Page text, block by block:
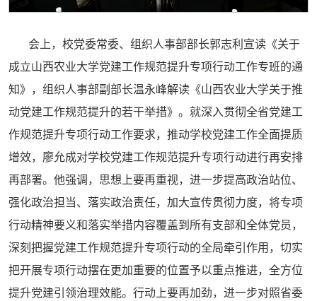
会上，校党委常委、组织人事部部长郭志利宣读《关于
成立山西农业大学党建工作规范提升专项行动工作专班的通
知》，组织人事部副部长温永峰解读《山西农业大学关于推
动党建工作规范提升的若干举措》。就深入贯彻全省党建工
作规范提升专项行动工作要求，推动学校党建工作全面提质
增效，廖允成对学校党建工作规范提升专项行动进行再安排
再部署。他强调，思想上要再重视，进一步提高政治站位、
强化政治担当、落实政治责任，加大宣传贯彻力度，将专项
行动精神要义和落实举措内容覆盖到所有支部和全体党员，
深刻把握党建工作规范提升专项行动的全局牵引作用，切实
把开展专项行动摆在更加重要的位置予以重点推进，全方位
提升党建引领治理效能。行动上要再加劲，进一步对照省委